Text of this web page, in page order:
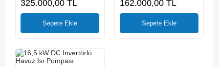
325.000,00 TL 162.000,00 TL